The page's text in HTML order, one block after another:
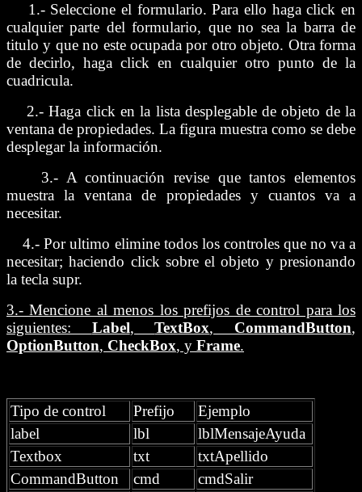
1.- Seleccione el formulario. Para ello haga click en
cualquier parte del formulario, que no sea la barra de
titulo y que no este ocupada por otro objeto. Otra forma
de decirlo, haga click en cualquier otro punto de la
cuadricula.
2.- Haga click en la lista desplegable de objeto de la
ventana de propiedades. La figura muestra como se debe
desplegar la información.
3.- A continuación revise que tantos elementos
muestra la ventana de propiedades y cuantos va a
necesitar.
4.- Por ultimo elimine todos los controles que no va a
necesitar; haciendo click sobre el objeto y presionando
la tecla supr.
3.- Mencione al menos los prefijos de control para los
siguientes: Label,TextBox, CommandButton,
OptionButton, CheckBox, y Frame.
Tipo de control Prefijo
Ejemplo
label
lbl
lblMensajeAyuda
Textbox
txt
txtApellido
CommandButton
cmd
cmdSalir